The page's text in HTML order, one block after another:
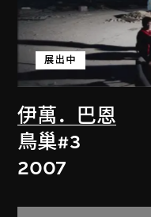
伊萬．巴恩
展出中
鳥巢#3
2007